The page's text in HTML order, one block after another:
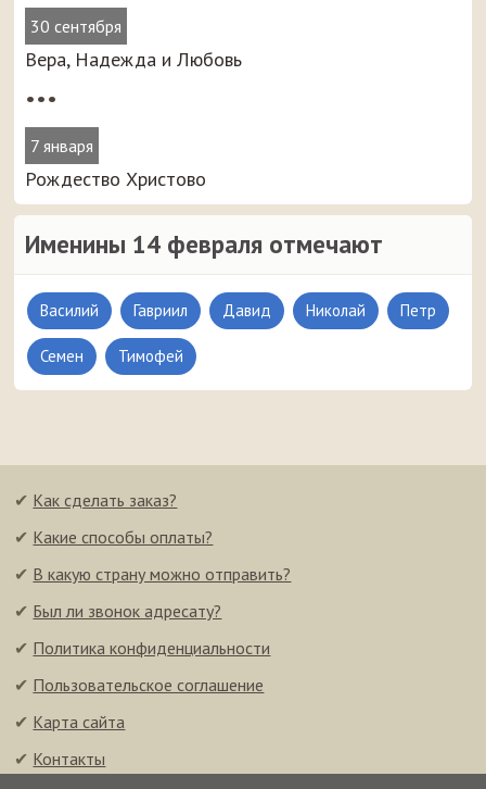
30 сентября
Вера, Надежда и Любовь
•••
7 января
Рождество Христово
Именины 14 февраля отмечают
Василий Гавриил Давид Николай Петр
Семен Тимофей
✔ Как сделать заказ?
✔ Какие способы оплаты?
✔ В какую страну можно отправить?
✔ Был ли звонок адресату?
✔ Политика конфиденциальности
✔ Пользовательское соглашение
✔ Карта сайта
✔ Контакты